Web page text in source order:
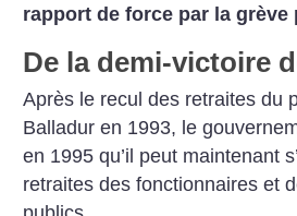
rapport de force par la grève
De la demi-victoire
Après le recul des retraites du
Balladur en 1993, le
en 1995 qu’il peut maintenant
retraites des fonctionnaires et